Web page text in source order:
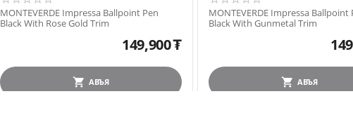
MONTEVERDE Impressa Ballpoint Pen
Black With Rose Gold Trim
149,900₮
АВЪЯ
MONTEVERDE Impressa Ballpoint
Black With Gunmetal Trim
АВЪЯ